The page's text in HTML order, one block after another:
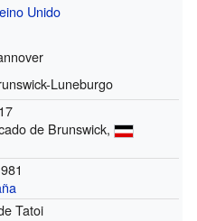
Unido
Luneburgo
de Brunswick,
Tatoi